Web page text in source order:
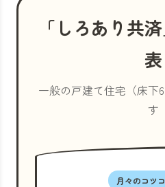
「しろあり共
表
一般の戸建て住宅（床下
す
月々のコツ